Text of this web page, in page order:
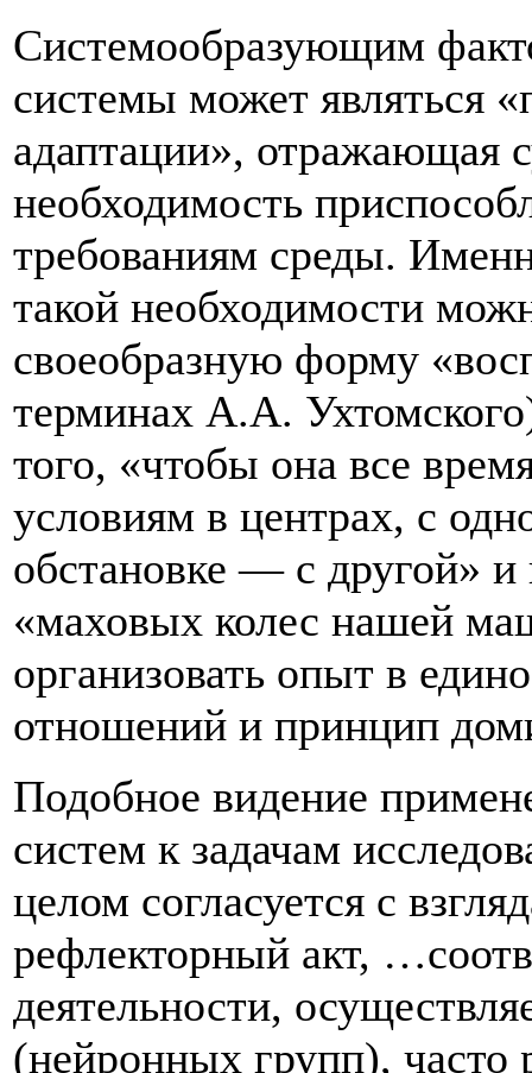
Системообразующим
системы может являться
адаптации», отражающая
необходимость
требованиям среды.
такой необходимости
своеобразную форму
терминах А.А.
того, «чтобы она все
условиям в центрах, с
обстановке — с другой»
«маховых колес нашей
организовать опыт в
отношений и принцип
Подобное видение
систем к задачам
целом согласуется с
рефлекторный акт,
деятельности,
(нейронных групп),